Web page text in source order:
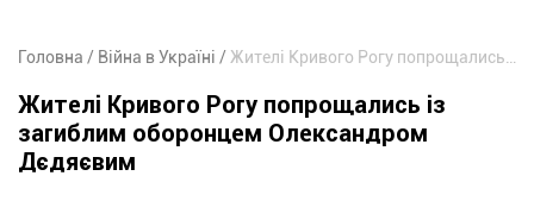
Головна Війна в Україні
Жителі Кривого Рогу попрощались із
загиблим оборонцем Олександром
Дєдяєвим